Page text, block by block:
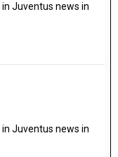
in Juventus news in
in Juventus news in